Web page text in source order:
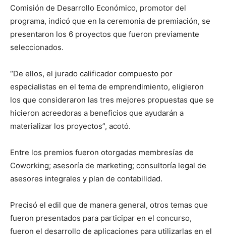
Comisión de Desarrollo Económico, promotor del
programa, indicó que en la ceremonia de premiación, se
presentaron los 6 proyectos que fueron previamente
seleccionados.
“De ellos, el jurado calificador compuesto por
especialistas en el tema de emprendimiento, eligieron
los que consideraron las tres mejores propuestas que se
hicieron acreedoras a beneficios que ayudarán a
materializar los proyectos”, acotó.
Entre los premios fueron otorgadas membresías de
Coworking; asesoría de marketing; consultoría legal de
asesores integrales y plan de contabilidad.
Precisó el edil que de manera general, otros temas que
fueron presentados para participar en el concurso,
fueron el desarrollo de aplicaciones para utilizarlas en el